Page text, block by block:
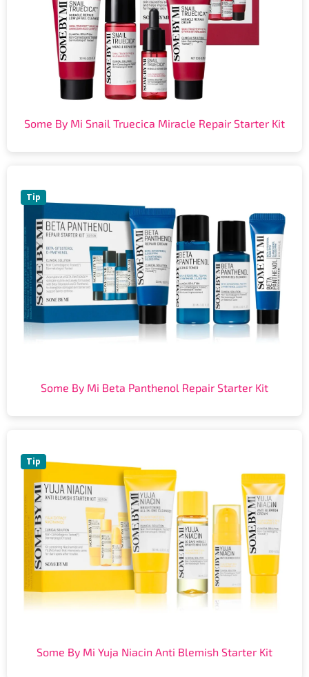
Some By Mi Snail Truecica Miracle Repair Starter Kit
Tip
Some By Mi Beta Panthenol Repair Starter Kit
Tip
Some By Mi Yuja Niacin Anti Blemish Starter Kit